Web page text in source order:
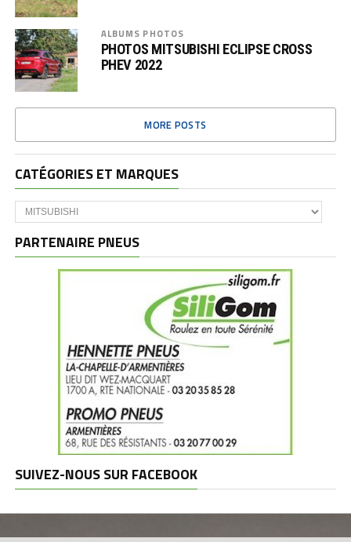
ALBUMS PHOTOS
PHOTOS MITSUBISHI ECLIPSE CROSS
PHEV 2022
MORE POSTS
CATÉGORIES ET MARQUES
Catégories
et
PARTENAIRE PNEUS
SUIVEZ-NOUS SUR FACEBOOK